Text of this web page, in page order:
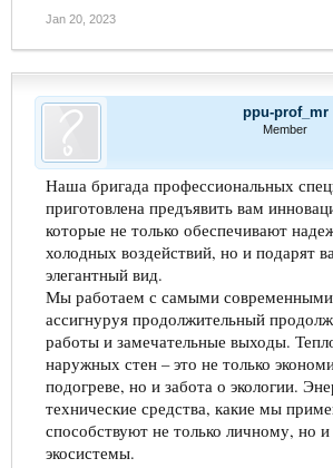
Jan 20, 2023
ppu-prof_mr
Member
Наша бригада профессиональных
приготовлена предъявить вам
которые не только обеспечивают
холодных воздействий, но и подарят
элегантный вид.
Мы работаем с самыми современными
ассигнуруя продолжительный
работы и замечательные выходы.
наружных стен – это не только
подогреве, но и забота о экологии.
технические средства, какие мы
способствуют не только личному, но
экосистемы.